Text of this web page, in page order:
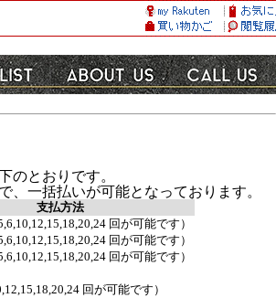
のとおりです。
、一括払いが可能となっております。
支払方法
回が可能です）
回が可能です）
回が可能です）
回が可能です）